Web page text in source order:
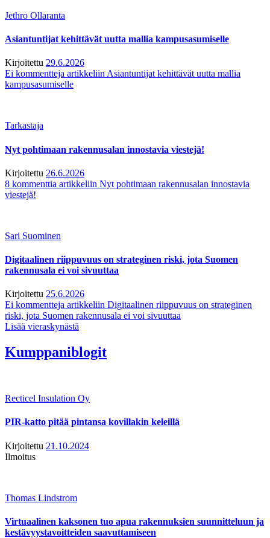
Jethro Ollaranta
Asiantuntijat kehittävät uutta mallia kampusasumiselle
Kirjoitettu 29.6.2026
Ei kommentteja artikkeliin Asiantuntijat kehittävät uutta mallia
kampusasumiselle
Tarkastaja
Nyt pohtimaan rakennusalan innostavia viestejä!
Kirjoitettu 26.6.2026
8 kommenttia artikkeliin Nyt pohtimaan rakennusalan innostavia
viestejä!
Sari Suominen
Digitaalinen riippuvuus on strateginen riski, jota Suomen
rakennusala ei voi sivuuttaa
Kirjoitettu 25.6.2026
Ei kommentteja artikkeliin Digitaalinen riippuvuus on strateginen
riski, jota Suomen rakennusala ei voi sivuuttaa
Lisää vieraskynästä
Kumppaniblogit
Recticel Insulation Oy
PIR-katto pitää pintansa kovillakin keleillä
Kirjoitettu 21.10.2024
Ilmoitus
Thomas Lindstrom
Virtuaalinen kaksonen tuo apua rakennuksien suunnitteluun ja
kestävyystavoitteiden saavuttamiseen